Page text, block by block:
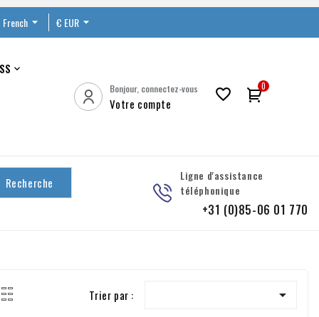
French € EUR

Bonjour, connectez-vous
Votre compte
 0
Recherche
Ligne d'assistance
téléphonique
+31 (0)85-06 01 770
Trier par : 